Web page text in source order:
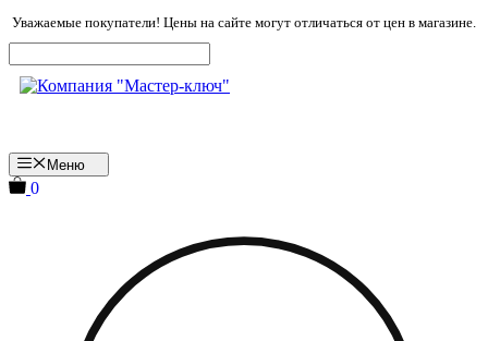
Перейти
к
содержимому
Уважаемые покупатели! Цены на сайте могут отличаться от цен в магазине.
Меню
0